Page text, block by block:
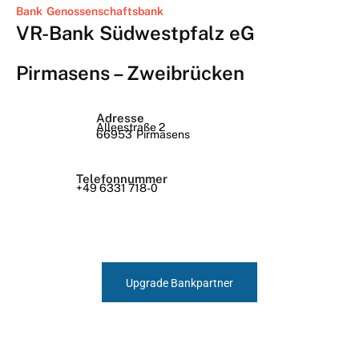
Bank Genossenschaftsbank
VR-Bank Südwestpfalz eG
Pirmasens – Zweibrücken
Adresse
Alleestraße 2
66953 Pirmasens
Telefonnummer
+49 6331 718-0
Upgrade Bankpartner